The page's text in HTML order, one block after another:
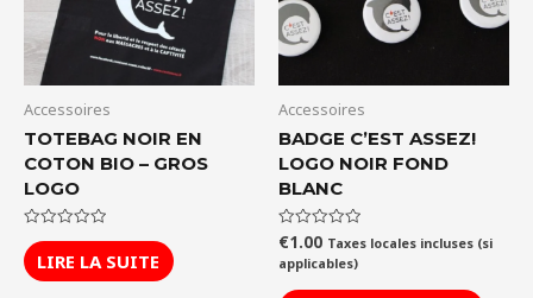
Accessoires
TOTEBAG NOIR EN
COTON BIO – GROS
LOGO
Note
0
sur
5
LIRE LA SUITE
Accessoires
BADGE C’EST ASSEZ!
LOGO NOIR FOND
BLANC
Note
0
sur
€1.00 Taxes locales incluses (si
applicables)